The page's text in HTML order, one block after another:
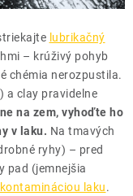
lubrikačný
– krúživý pohyb
chémia nerozpustila.
a clay pravidelne
na zem, vyhoďte ho
v laku. Na tmavých
ryhy) – pred
pad (jemnejšia
laku.